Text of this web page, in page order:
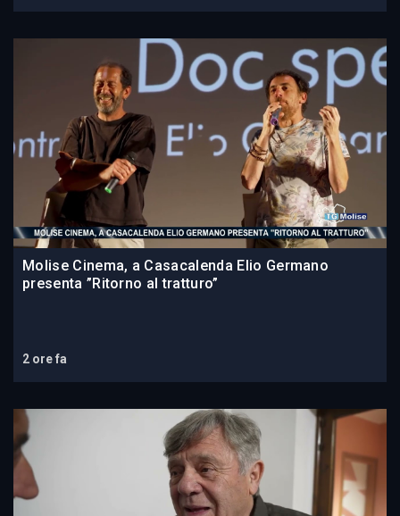
Molise Cinema, a Casacalenda Elio Germano
presenta ”Ritorno al tratturo”
2 ore fa